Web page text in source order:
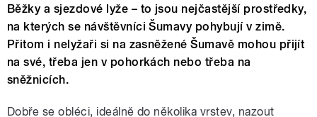
Běžky a sjezdové lyže – to jsou nejčastější prostředky,
na kterých se návštěvníci Šumavy pohybují v zimě.
Přitom i nelyžaři si na zasněžené Šumavě mohou přijít
na své, třeba jen v pohorkách nebo třeba na
sněžnicích.
Dobře se obléci, ideálně do několika vrstev, nazout